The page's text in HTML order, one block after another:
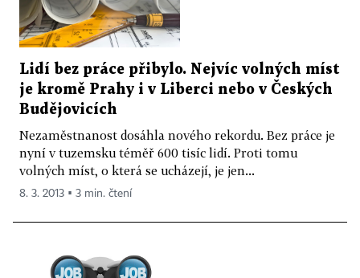
Lidí bez práce přibylo. Nejvíc volných míst
je kromě Prahy i v Liberci nebo v Českých
Budějovicích
Nezaměstnanost dosáhla nového rekordu. Bez práce je
nyní v tuzemsku téměř 600 tisíc lidí. Proti tomu
volných míst, o která se ucházejí, je jen...
8. 3. 2013 ▪ 3 min. čtení